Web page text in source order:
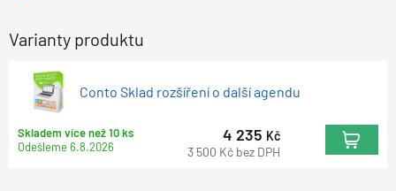
Varianty produktu
Conto Sklad rozšíření o další agendu
Skladem více než 10 ks
Odešleme6.8.2026
4 235 Kč
3 500 Kč bez DPH